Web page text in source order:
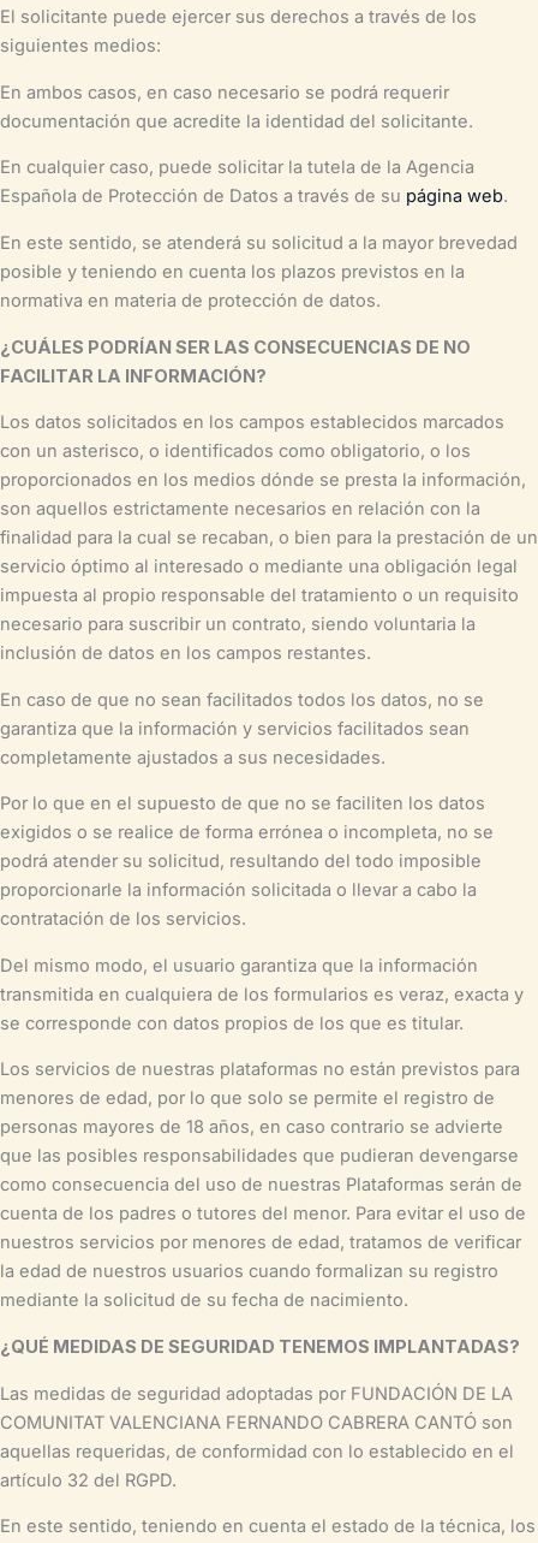
El solicitante puede ejercer sus derechos a través de los
siguientes medios:
En ambos casos, en caso necesario se podrá requerir
documentación que acredite la identidad del solicitante.
En cualquier caso, puede solicitar la tutela de la Agencia
Española de Protección de Datos a través de su página web.
En este sentido, se atenderá su solicitud a la mayor brevedad
posible y teniendo en cuenta los plazos previstos en la
normativa en materia de protección de datos.
¿CUÁLES PODRÍAN SER LAS CONSECUENCIAS DE NO
FACILITAR LA INFORMACIÓN?
Los datos solicitados en los campos establecidos marcados
con un asterisco, o identificados como obligatorio, o los
proporcionados en los medios dónde se presta la información,
son aquellos estrictamente necesarios en relación con la
finalidad para la cual se recaban, o bien para la prestación de un
servicio óptimo al interesado o mediante una obligación legal
impuesta al propio responsable del tratamiento o un requisito
necesario para suscribir un contrato, siendo voluntaria la
inclusión de datos en los campos restantes.
En caso de que no sean facilitados todos los datos, no se
garantiza que la información y servicios facilitados sean
completamente ajustados a sus necesidades.
Por lo que en el supuesto de que no se faciliten los datos
exigidos o se realice de forma errónea o incompleta, no se
podrá atender su solicitud, resultando del todo imposible
proporcionarle la información solicitada o llevar a cabo la
contratación de los servicios.
Del mismo modo, el usuario garantiza que la información
transmitida en cualquiera de los formularios es veraz, exacta y
se corresponde con datos propios de los que es titular.
Los servicios de nuestras plataformas no están previstos para
menores de edad, por lo que solo se permite el registro de
personas mayores de 18 años, en caso contrario se advierte
que las posibles responsabilidades que pudieran devengarse
como consecuencia del uso de nuestras Plataformas serán de
cuenta de los padres o tutores del menor. Para evitar el uso de
nuestros servicios por menores de edad, tratamos de verificar
la edad de nuestros usuarios cuando formalizan su registro
mediante la solicitud de su fecha de nacimiento.
¿QUÉ MEDIDAS DE SEGURIDAD TENEMOS IMPLANTADAS?
Las medidas de seguridad adoptadas por FUNDACIÓN DE LA
COMUNITAT VALENCIANA FERNANDO CABRERA CANTÓ son
aquellas requeridas, de conformidad con lo establecido en el
artículo 32 del RGPD.
En este sentido, teniendo en cuenta el estado de la técnica, los